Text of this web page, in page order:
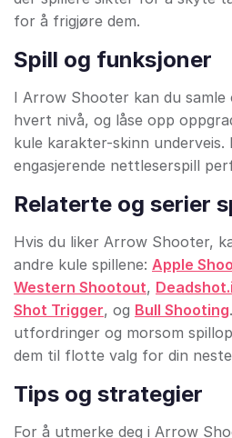
for å frigjøre dem.
Spill og funksjoner
I Arrow Shooter kan du
hvert nivå, og låse opp
kule karakter-skinn
engasjerende nettleserspill
Relaterte og serier
Hvis du liker Arrow Shooter,
andre kule spillene: Apple
Western Shootout,
Shot Trigger, og Bull Shooting
utfordringer og morsom
dem til flotte valg for din
Tips og strategier
For å utmerke deg i Arrow